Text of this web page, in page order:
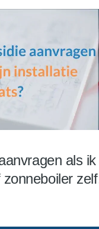
als ik
zelf